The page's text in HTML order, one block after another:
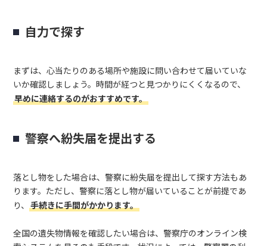
自力で探す
まずは、心当たりのある場所や施設に問い合わせて届いていな
いか確認しましょう。時間が経つと見つかりにくくなるので、
早めに連絡するのがおすすめです。
警察へ紛失届を提出する
落とし物をした場合は、警察に紛失届を提出して探す方法もあ
ります。ただし、警察に落とし物が届いていることが前提であ
り、手続きに手間がかかります。
全国の遺失物情報を確認したい場合は、警察庁のオンライン検